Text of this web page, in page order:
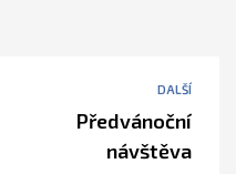
DALŠÍ
Předvánoční
návštěva